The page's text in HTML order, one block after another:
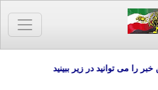
می توانید در زیر ببینید